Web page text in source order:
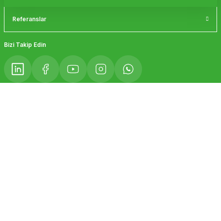
Referanslar
Bizi Takip Edin